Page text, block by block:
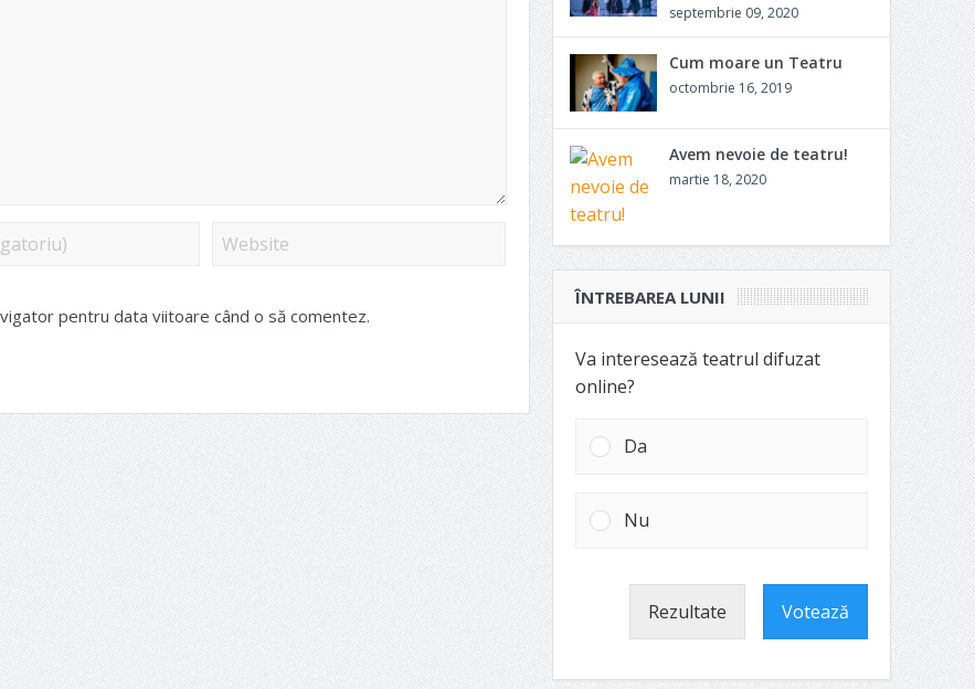
pentru data viitoare când o să comentez.
septembrie 09, 2020
Cum moare un Teatru
octombrie 16, 2019
Avem nevoie de teatru!
martie 18, 2020
ÎNTREBAREA LUNII
Va interesează teatrul difuzat
online?
Da
Nu
Rezultate Votează